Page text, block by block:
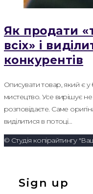
Як продати
всіх» і
конкурентів
Описувати товар, який є у
мистецтво. Усе вирішує
розповідаєте. Саме
виділитися в потоці…
© Студія копірайтингу
Sign up